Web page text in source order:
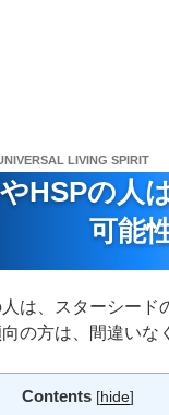
LIVING SPIRIT
HSPの人
可能
は、スターシード
の方は、間違いな
Contents [hide]